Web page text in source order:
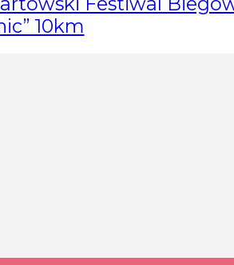
10km